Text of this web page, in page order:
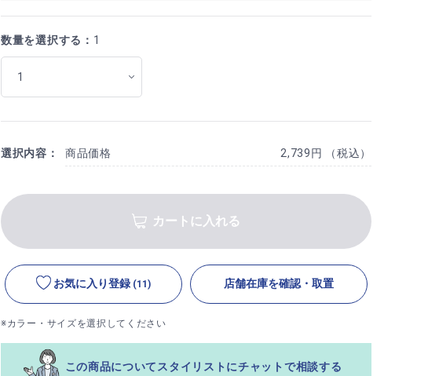
数量を選択する： 1
選択内容： 商品価格 2,739円 （税込）
カートに入れる
お気に入り登録 (11) 店舗在庫を確認・取置
※カラー・サイズを選択してください
この商品についてスタイリストにチャットで相談する